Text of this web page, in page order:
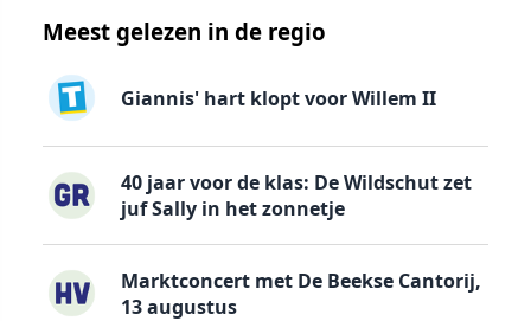
Meest gelezen in de regio
Giannis' hart klopt voor Willem II
40 jaar voor de klas: De Wildschut zet
juf Sally in het zonnetje
Marktconcert met De Beekse Cantorij,
13 augustus